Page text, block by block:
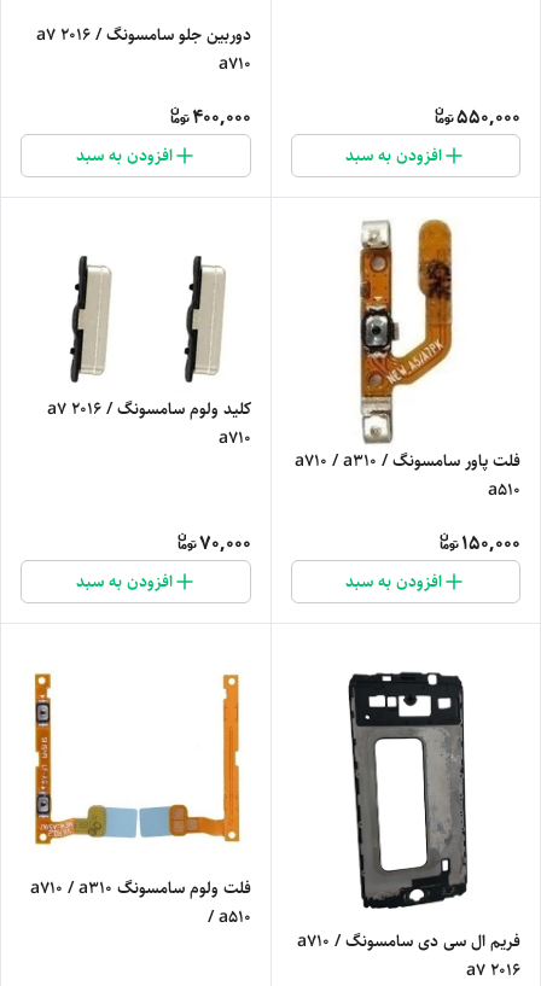
550,000
افزودن به سبد
دوربین جلو سامسونگ a7 2016 /
a710
400,000
افزودن به سبد
فلت پاور سامسونگ a710 / a310 /
a510
150,000
افزودن به سبد
کلید ولوم سامسونگ a7 2016 /
a710
70,000
افزودن به سبد
فریم ال سی دی سامسونگ a710 /
a7 2016
فلت ولوم سامسونگ a710 / a310
/ a510